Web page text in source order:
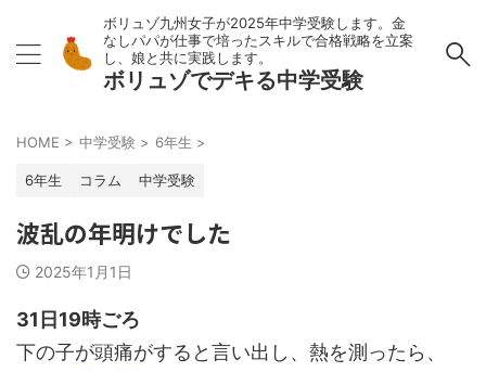
ボリュゾ九州女子が2025年中学受験します。金
なしパパが仕事で培ったスキルで合格戦略を立案
し、娘と共に実践します。
ボリュゾでデキる中学受験
HOME > 中学受験 > 6年生 >
6年生 コラム 中学受験
波乱の年明けでした
2025年1月1日
31日19時ごろ
下の子が頭痛がすると言い出し、熱を測ったら、